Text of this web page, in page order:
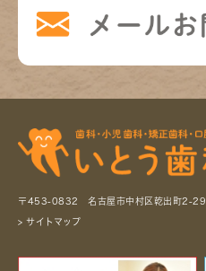
〒453-0832 名古屋市中村区乾出町2-29
> サイトマップ